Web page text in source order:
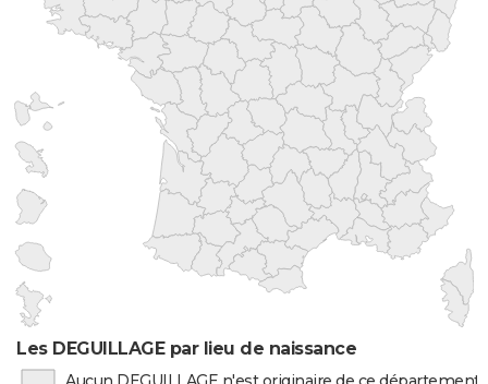
Les DEGUILLAGE par lieu de naissance